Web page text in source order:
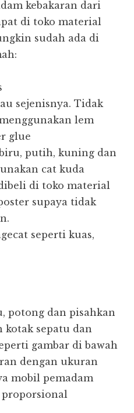
kebakaran dari
di toko material
sudah ada di
sejenisnya. Tidak
lem
glue
putih, kuning dan
cat kuda
di toko material
supaya tidak
seperti kuas,
potong dan pisahkan
sepatu dan
gambar di bawah
dengan ukuran
mobil pemadam